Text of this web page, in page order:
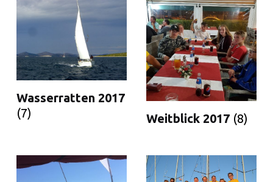
Wasserratten 2017
(7)
Weitblick 2017 (8)